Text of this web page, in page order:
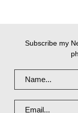
Subscribe my